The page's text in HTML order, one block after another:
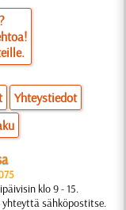
Yhteystiedot
klo 9 - 15.
yhteyttä sähköpostitse.